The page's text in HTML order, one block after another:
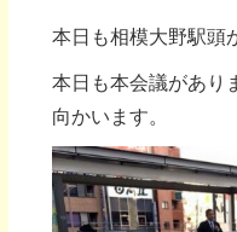
本日も相模大野駅頭
本日も本会議があり
向かいます。